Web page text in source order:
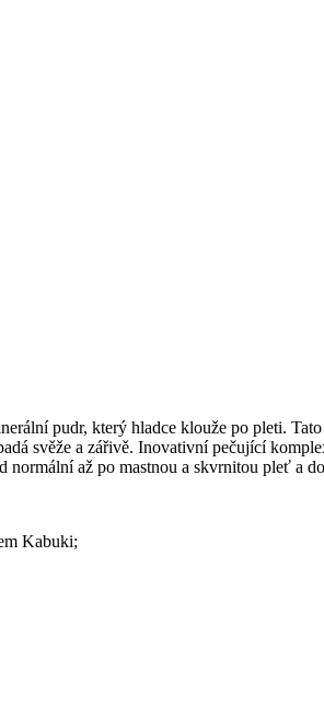
pudr, který hladce klouže po pleti.
svěže a zářivě. Inovativní pečující
až po mastnou a skvrnitou pleť a
Kabuki;